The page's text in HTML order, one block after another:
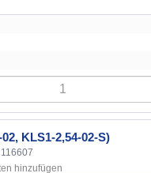
KLS1-2,54-02-S)
hinzufügen